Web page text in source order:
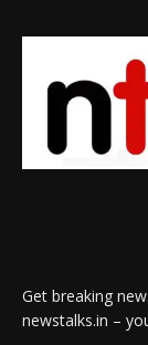
Get breaking
newstalks.in –